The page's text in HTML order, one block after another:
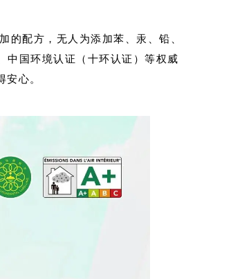
配方，无人为添加苯、汞、铅、
中国环境认证（十环认证）等权威
心。